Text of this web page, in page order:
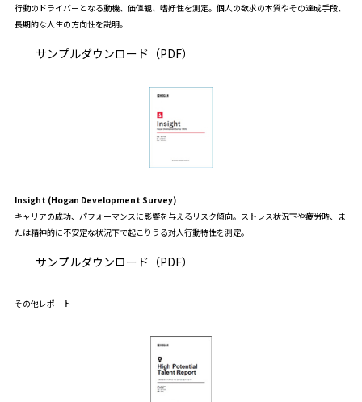
行動のドライバーとなる動機、価値観、嗜好性を測定。個人の欲求の本質やその達成手段、
長期的な人生の方向性を説明。
サンプルダウンロード（PDF）
Insight (Hogan Development Survey)
キャリアの成功、パフォーマンスに影響を与えるリスク傾向。ストレス状況下や疲労時、ま
たは精神的に不安定な状況下で起こりうる対人行動特性を測定。
サンプルダウンロード（PDF）
その他レポート